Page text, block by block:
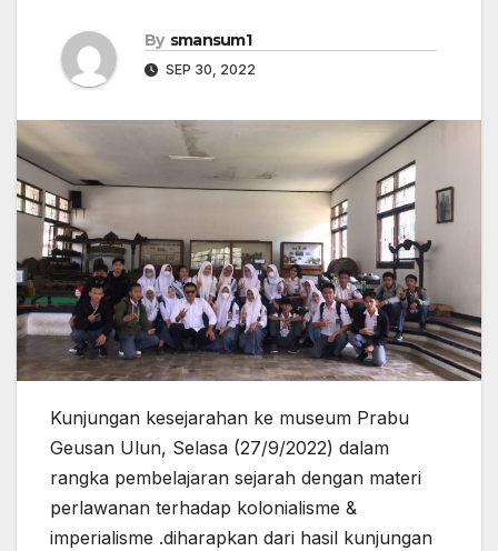
By smansum1
SEP 30, 2022
Kunjungan kesejarahan ke museum Prabu
Geusan Ulun, Selasa (27/9/2022) dalam
rangka pembelajaran sejarah dengan materi
perlawanan terhadap kolonialisme &
imperialisme .diharapkan dari hasil kunjungan